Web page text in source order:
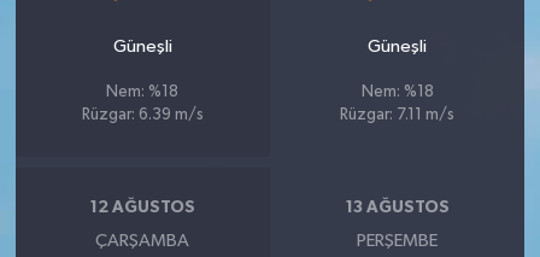
Güneşli
Nem: %18
Rüzgar: 6.39 m/s
Güneşli
Nem: %18
Rüzgar: 7.11 m/s
12 AĞUSTOS
ÇARŞAMBA
13 AĞUSTOS
PERŞEMBE